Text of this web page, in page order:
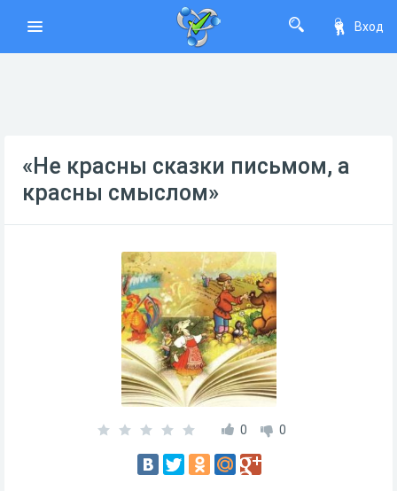
Вход
«Не красны сказки письмом, а
красны смыслом»
0 0